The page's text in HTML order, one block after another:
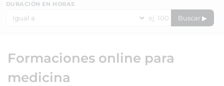
DURACIÓN EN HORAS
Buscar ▶
Formaciones online para
medicina